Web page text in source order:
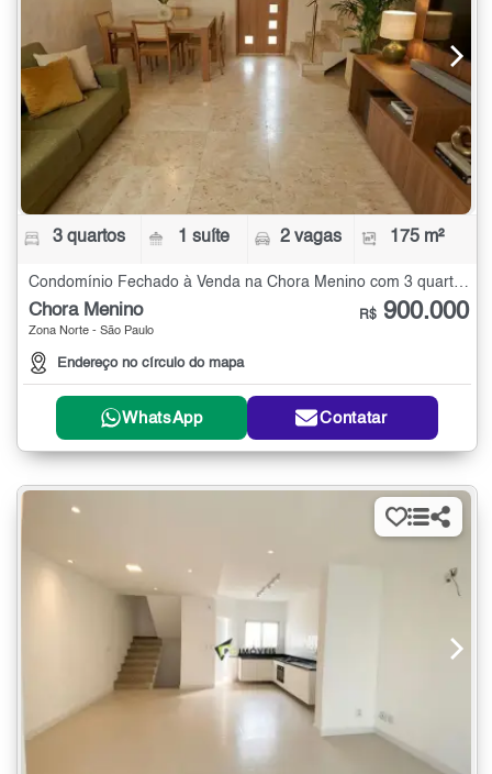
3 quartos 1 suíte 2 vagas 175 m²
Condomínio Fechado à Venda na Chora Menino com 3 quartos - 175 m²
Chora Menino
Zona Norte - São Paulo
Endereço no círculo do mapa
R$ 900.000
WhatsApp Contatar